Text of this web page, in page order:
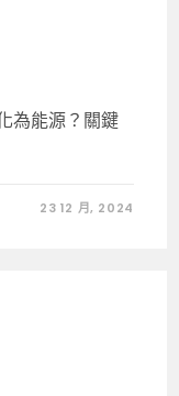
為能源？關鍵
23 12 月, 2024